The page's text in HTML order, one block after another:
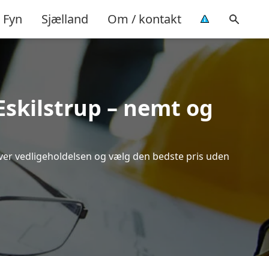
Fyn Sjælland Om / kontakt
– nemt og
vedligeholdelsen og vælg den bedste pris uden